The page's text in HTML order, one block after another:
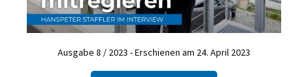
Ausgabe 8 / 2023 - Erschienen am 24. April 2023